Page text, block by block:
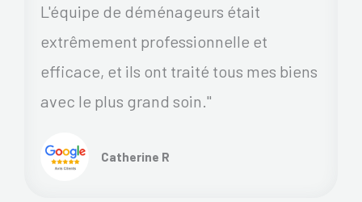
L'équipe de déménageurs était
extrêmement professionnelle et
efficace, et ils ont traité tous mes biens
avec le plus grand soin."
Catherine R